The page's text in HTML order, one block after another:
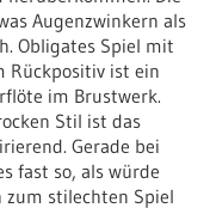
Augenzwinkern als
Obligates Spiel mit
Rückpositiv ist ein
im Brustwerk.
Stil ist das
Gerade bei
fast so, als würde
stilechten Spiel